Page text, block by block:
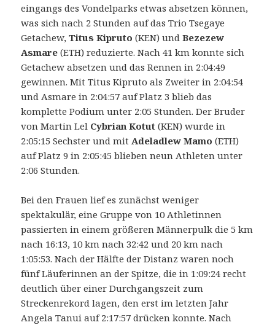
eingangs des Vondelparks etwas absetzen können,
was sich nach 2 Stunden auf das Trio Tsegaye
Getachew,Titus Kipruto (KEN) undBezezew
Asmare (ETH) reduzierte. Nach 41 km konnte sich
Getachew absetzen und das Rennen in 2:04:49
gewinnen. Mit Titus Kipruto als Zweiter in 2:04:54
und Asmare in 2:04:57 auf Platz 3 blieb das
komplette Podium unter 2:05 Stunden. Der Bruder
von Martin Lel Cybrian Kotut (KEN) wurde in
2:05:15 Sechster und mit Adeladlew Mamo (ETH)
auf Platz 9 in 2:05:45 blieben neun Athleten unter
2:06 Stunden.
Bei den Frauen lief es zunächst weniger
spektakulär, eine Gruppe von 10 Athletinnen
passierten in einem größeren Männerpulk die 5 km
nach 16:13, 10 km nach 32:42 und 20 km nach
1:05:53. Nach der Hälfte der Distanz waren noch
fünf Läuferinnen an der Spitze, die in 1:09:24 recht
deutlich über einer Durchgangszeit zum
Streckenrekord lagen, den erst im letzten Jahr
Angela Tanui auf 2:17:57 drücken konnte. Nach